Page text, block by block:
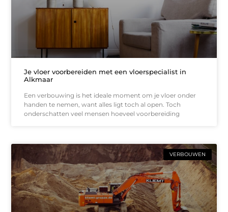
Je vloer voorbereiden met een vloerspecialist in
Alkmaar
Een verbouwing is het ideale moment om je vloer onder
handen te nemen, want alles ligt toch al open. Toch
onderschatten veel mensen hoeveel voorbereiding
VERBOUWEN